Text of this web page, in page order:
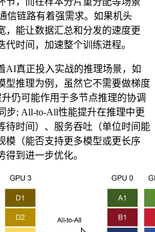
信链路有着强需求。如果机头
，能让数据汇总和分发的速度更
时间，加速整个训练进程。
AI真正投入实战的推理场景，如
型推理为例，虽然它不需要做梯度
仍可能作用于多节点推理的协调
步; All-to-All性能提升在推理中更
待时间）、服务吞吐（单位时间能
模（能否支持更多模型或更长序
到进一步优化。